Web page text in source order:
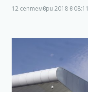
12 септември 2018 в 08:11